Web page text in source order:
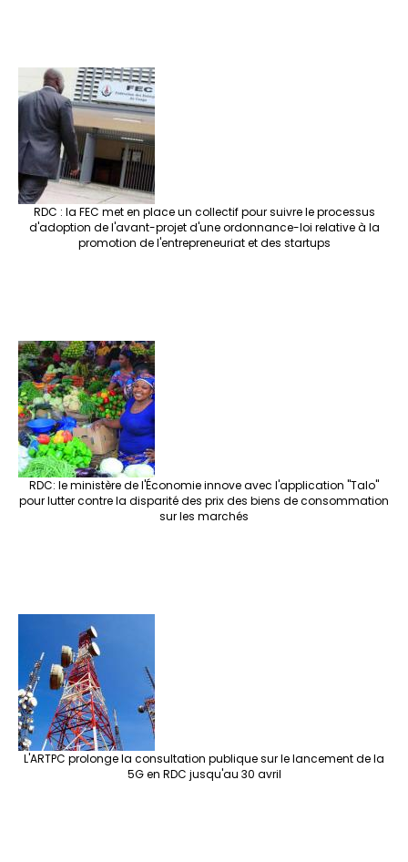
RDC : la FEC met en place un collectif pour suivre le processus
d'adoption de l'avant-projet d'une ordonnance-loi relative à la
promotion de l'entrepreneuriat et des startups
RDC: le ministère de l'Économie innove avec l'application "Talo"
pour lutter contre la disparité des prix des biens de consommation
sur les marchés
L'ARTPC prolonge la consultation publique sur le lancement de la
5G en RDC jusqu'au 30 avril